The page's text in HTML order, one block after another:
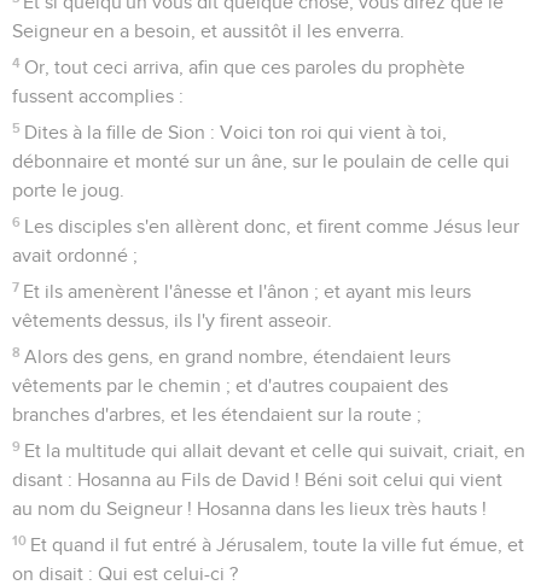
Seigneur en a besoin, et aussitôt il les enverra.
4 Or, tout ceci arriva, afin que ces paroles du prophète
fussent accomplies :
5 Dites à la fille de Sion : Voici ton roi qui vient à toi,
débonnaire et monté sur un âne, sur le poulain de celle qui
porte le joug.
6 Les disciples s'en allèrent donc, et firent comme Jésus leur
avait ordonné ;
7 Et ils amenèrent l'ânesse et l'ânon ; et ayant mis leurs
vêtements dessus, ils l'y firent asseoir.
8 Alors des gens, en grand nombre, étendaient leurs
vêtements par le chemin ; et d'autres coupaient des
branches d'arbres, et les étendaient sur la route ;
9 Et la multitude qui allait devant et celle qui suivait, criait, en
disant : Hosanna au Fils de David ! Béni soit celui qui vient
au nom du Seigneur ! Hosanna dans les lieux très hauts !
10 Et quand il fut entré à Jérusalem, toute la ville fut émue, et
on disait : Qui est celui-ci ?